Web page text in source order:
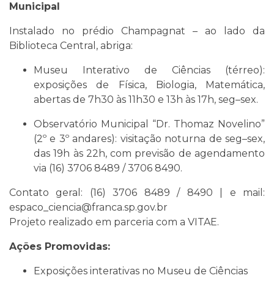
Municipal
Instalado no prédio Champagnat – ao lado da
Biblioteca Central, abriga:
Museu Interativo de Ciências (térreo):
exposições de Física, Biologia, Matemática,
abertas de 7h30 às 11h30 e 13h às 17h, seg–sex.
Observatório Municipal “Dr. Thomaz Novelino”
(2º e 3º andares): visitação noturna de seg–sex,
das 19h às 22h, com previsão de agendamento
via (16) 3706 8489 / 3706 8490.
Contato geral: (16) 3706 8489 / 8490 | e mail:
espaco_ciencia@franca.sp.gov.br
Projeto realizado em parceria com a VITAE.
Ações Promovidas:
Exposições interativas no Museu de Ciências